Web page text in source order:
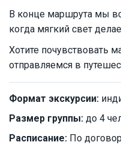
В конце маршрута мы
когда мягкий свет
Хотите почувствовать
отправляемся в
Формат экскурсии:
Размер группы: до 4
Расписание: По